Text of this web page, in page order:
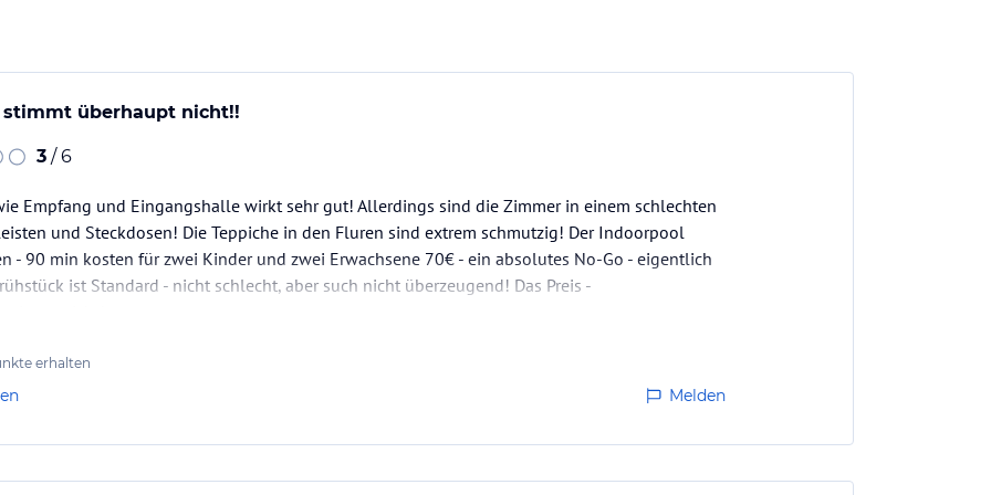
12 Konferenzräume und ein
Reisende können den Wäsche- und
Alle Angaben ohne
die verbindlichen Angebotsdetailsdes
stimmt überhaupt nicht!!
3 / 6
Empfang und Eingangshalle wirkt sehr gut! Allerdings sind die Zimmer in einem schlechten
und Steckdosen! Die Teppiche in den Fluren sind extrem schmutzig! Der Indoorpool
- 90 min kosten für zwei Kinder und zwei Erwachsene 70€ - ein absolutes No-Go - eigentlich
ist Standard - nicht schlecht, aber such nicht überzeugend! Das Preis -
erhalten
Melden